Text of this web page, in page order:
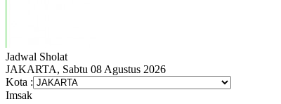
Jadwal Sholat
JAKARTA, Sabtu 08 Agustus 2026
Kota :
Imsak